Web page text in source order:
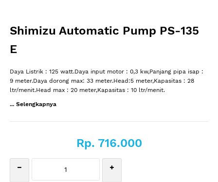
Shimizu Automatic Pump PS-135
E
Daya Listrik : 125 watt.Daya input motor : 0,3 kw,Panjang pipa isap :
9 meter.Daya dorong max: 33 meter.Head:5 meter,Kapasitas : 28
ltr/menit.Head max : 20 meter,Kapasitas : 10 ltr/menit.
... Selengkapnya
Rp. 716.000